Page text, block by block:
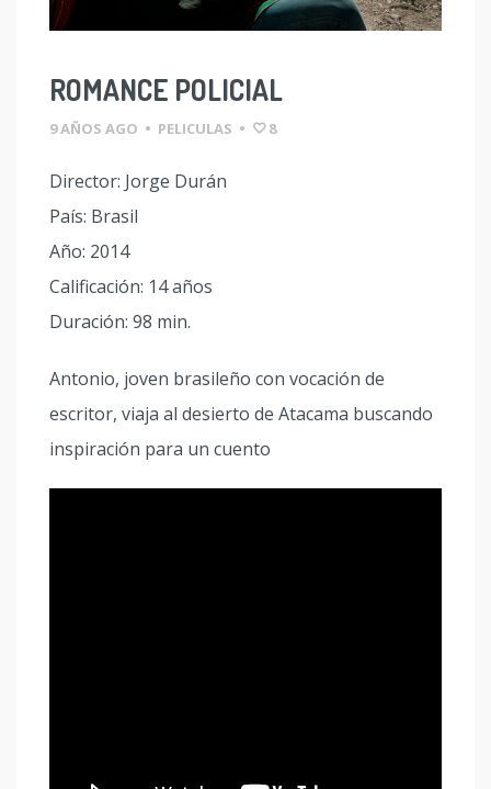
ROMANCE POLICIAL
9 AÑOS AGO • PELICULAS • 8
Director: Jorge Durán
País: Brasil
Año: 2014
Calificación: 14 años
Duración: 98 min.
Antonio, joven brasileño con vocación de
escritor, viaja al desierto de Atacama buscando
inspiración para un cuento